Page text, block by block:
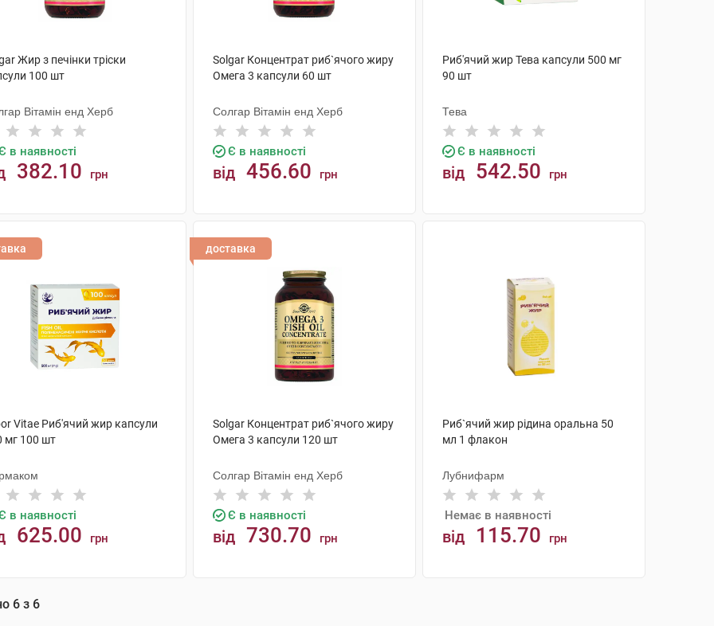
Жир з печінки тріски
100 шт
Вітамін енд Херб
в наявності
382.10 грн
Solgar Концентрат риб`ячого жиру
Омега 3 капсули 60 шт
Солгар Вітамін енд Херб
Є в наявності
від 456.60 грн
Риб'ячий жир Тева капсули 500 мг
90 шт
Тева
Є в наявності
від 542.50 грн
Vitae Риб'ячий жир капсули
мг 100 шт
в наявності
625.00 грн
доставка
Solgar Концентрат риб`ячого жиру
Омега 3 капсули 120 шт
Солгар Вітамін енд Херб
Є в наявності
від 730.70 грн
Риб`ячий жир рідина оральна 50
мл 1 флакон
Лубнифарм
Немає в наявності
від 115.70 грн
6 з 6